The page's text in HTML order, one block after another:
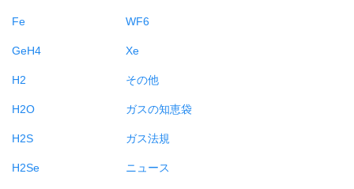
Fe
GeH4
H2
H2O
H2S
H2Se
WF6
Xe
その他
ガスの知恵袋
ガス法規
ニュース